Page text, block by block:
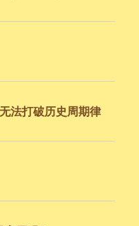
法打破历史周期律